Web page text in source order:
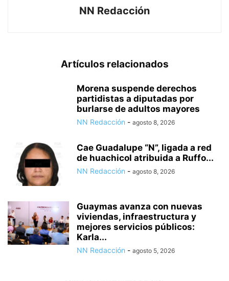
NN Redacción
Artículos relacionados
Morena suspende derechos
partidistas a diputadas por
burlarse de adultos mayores
NN Redacción - agosto 8, 2026
Cae Guadalupe “N”, ligada a red
de huachicol atribuida a Ruffo...
NN Redacción - agosto 8, 2026
Guaymas avanza con nuevas
viviendas, infraestructura y
mejores servicios públicos:
Karla...
NN Redacción - agosto 5, 2026